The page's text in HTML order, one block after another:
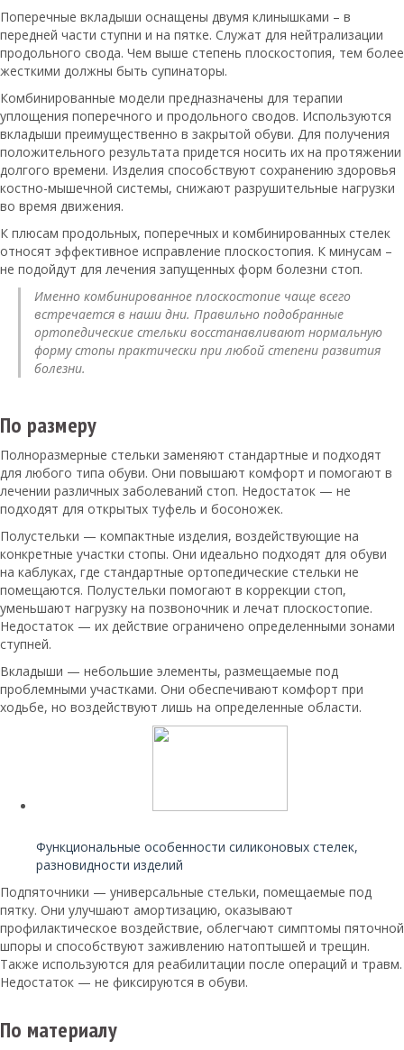
Поперечные вкладыши оснащены двумя клинышками – в
передней части ступни и на пятке. Служат для нейтрализации
продольного свода. Чем выше степень плоскостопия, тем более
жесткими должны быть супинаторы.
Комбинированные модели предназначены для терапии
уплощения поперечного и продольного сводов. Используются
вкладыши преимущественно в закрытой обуви. Для получения
положительного результата придется носить их на протяжении
долгого времени. Изделия способствуют сохранению здоровья
костно-мышечной системы, снижают разрушительные нагрузки
во время движения.
К плюсам продольных, поперечных и комбинированных стелек
относят эффективное исправление плоскостопия. К минусам –
не подойдут для лечения запущенных форм болезни стоп.
Именно комбинированное плоскостопие чаще всего
встречается в наши дни. Правильно подобранные
ортопедические стельки восстанавливают нормальную
форму стопы практически при любой степени развития
болезни.
По размеру
Полноразмерные стельки заменяют стандартные и подходят
для любого типа обуви. Они повышают комфорт и помогают в
лечении различных заболеваний стоп. Недостаток — не
подходят для открытых туфель и босоножек.
Полустельки — компактные изделия, воздействующие на
конкретные участки стопы. Они идеально подходят для обуви
на каблуках, где стандартные ортопедические стельки не
помещаются. Полустельки помогают в коррекции стоп,
уменьшают нагрузку на позвоночник и лечат плоскостопие.
Недостаток — их действие ограничено определенными зонами
ступней.
Вкладыши — небольшие элементы, размещаемые под
проблемными участками. Они обеспечивают комфорт при
ходьбе, но воздействуют лишь на определенные области.
Функциональные особенности силиконовых стелек,
разновидности изделий
Подпяточники — универсальные стельки, помещаемые под
пятку. Они улучшают амортизацию, оказывают
профилактическое воздействие, облегчают симптомы пяточной
шпоры и способствуют заживлению натоптышей и трещин.
Также используются для реабилитации после операций и травм.
Недостаток — не фиксируются в обуви.
По материалу